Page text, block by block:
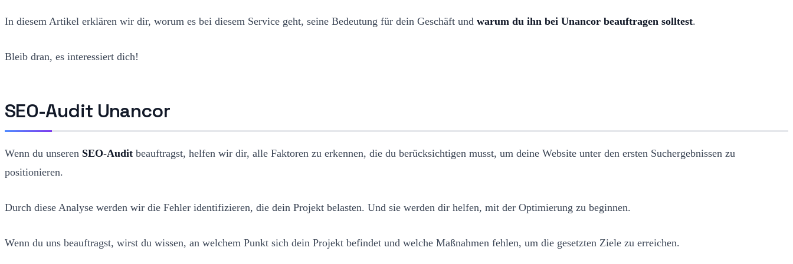
In diesem Artikel erklären wir dir, worum es bei diesem Service geht, seine Bedeutung für dein Geschäft und warum du ihn bei Unancor beauftragen solltest.
Bleib dran, es interessiert dich!
SEO-Audit Unancor
Wenn du unseren SEO-Audit beauftragst, helfen wir dir, alle Faktoren zu erkennen, die du berücksichtigen musst, um deine Website unter den ersten Suchergebnissen zu
positionieren.
Durch diese Analyse werden wir die Fehler identifizieren, die dein Projekt belasten. Und sie werden dir helfen, mit der Optimierung zu beginnen.
Wenn du uns beauftragst, wirst du wissen, an welchem Punkt sich dein Projekt befindet und welche Maßnahmen fehlen, um die gesetzten Ziele zu erreichen.